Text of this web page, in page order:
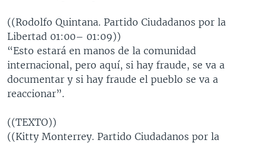
((Rodolfo Quintana. Partido Ciudadanos por la
Libertad 01:00– 01:09))
“Esto estará en manos de la comunidad
internacional, pero aquí, si hay fraude, se va a
documentar y si hay fraude el pueblo se va a
reaccionar”.
((TEXTO))
((Kitty Monterrey. Partido Ciudadanos por la